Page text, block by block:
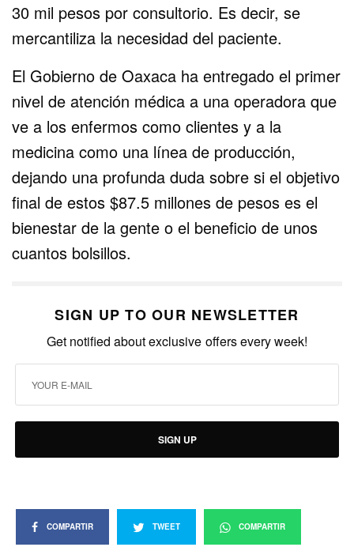
30 mil pesos por consultorio. Es decir, se
mercantiliza la necesidad del paciente.
El Gobierno de Oaxaca ha entregado el primer
nivel de atención médica a una operadora que
ve a los enfermos como clientes y a la
medicina como una línea de producción,
dejando una profunda duda sobre si el objetivo
final de estos $87.5 millones de pesos es el
bienestar de la gente o el beneficio de unos
cuantos bolsillos.
SIGN UP TO OUR NEWSLETTER
Get notified about exclusive offers every week!
SIGN UP
COMPARTIR TWEET COMPARTIR